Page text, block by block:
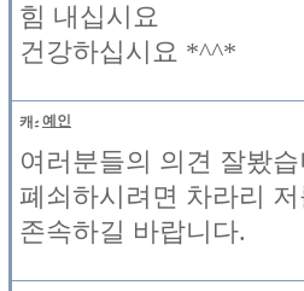
힘 내십시요
건강하십시요 *^^*
예인
여러분들의 의견 잘봤
폐쇠하시려면 차라리
존속하길 바랍니다.